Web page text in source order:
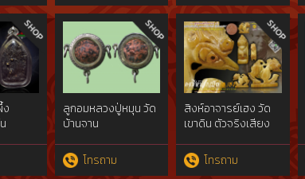
ลูกอมหลวงปู่หมุน วัด
บ้านจาน
โทรถาม
สิงห์อาจารย์เฮง วัด
เขาดิน ตัวจริงเสียง
Heng]โทรถาม